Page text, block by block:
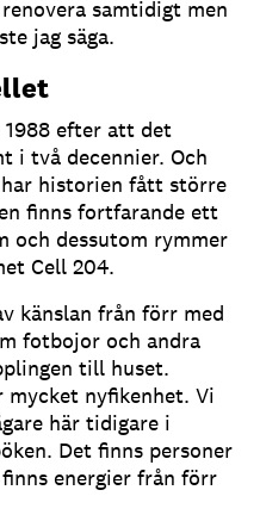
samtidigt men
jag säga.
1988 efter att det
i två decennier. Och
har historien fått större
finns fortfarande ett
och dessutom rymmer
Cell 204.
känslan från förr med
fotbojor och andra
till huset.
mycket nyfikenhet. Vi
här tidigare i
Det finns personer
energier från förr